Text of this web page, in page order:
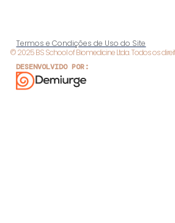
Termos e Condições de Uso do Site
© 2025 BS School of Biomedicine Ltda. Todos os
DESENVOLVIDO POR: